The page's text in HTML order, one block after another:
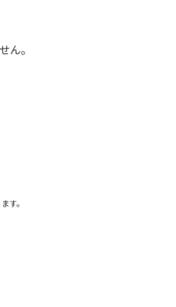
ん。
す。